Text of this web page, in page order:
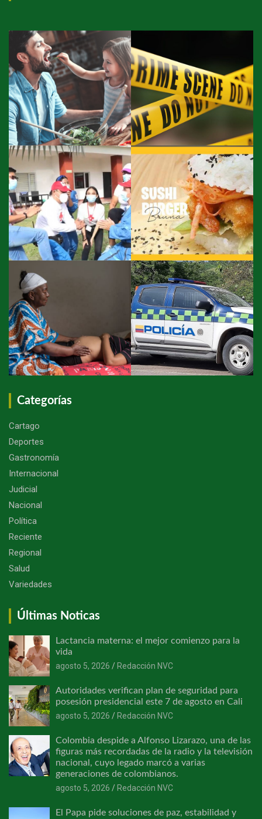
Categorías
Cartago
Deportes
Gastronomía
Internacional
Judicial
Nacional
Política
Reciente
Regional
Salud
Variedades
Últimas Noticas
Lactancia materna: el mejor comienzo para la
vida
agosto 5, 2026
Redacción NVC
Autoridades verifican plan de seguridad para
posesión presidencial este 7 de agosto en Cali
agosto 5, 2026
Redacción NVC
Colombia despide a Alfonso Lizarazo, una de las
figuras más recordadas de la radio y la televisión
nacional, cuyo legado marcó a varias
generaciones de colombianos.
agosto 5, 2026
Redacción NVC
El Papa pide soluciones de paz, estabilidad y